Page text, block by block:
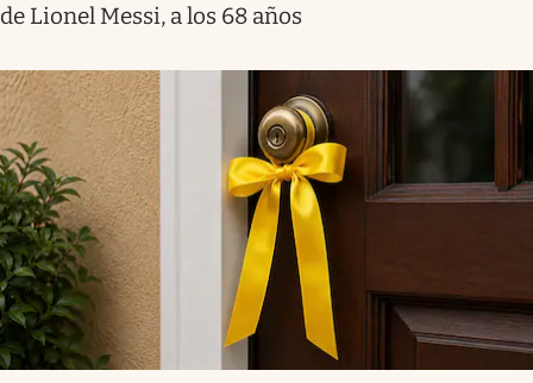
de Lionel Messi, a los 68 años